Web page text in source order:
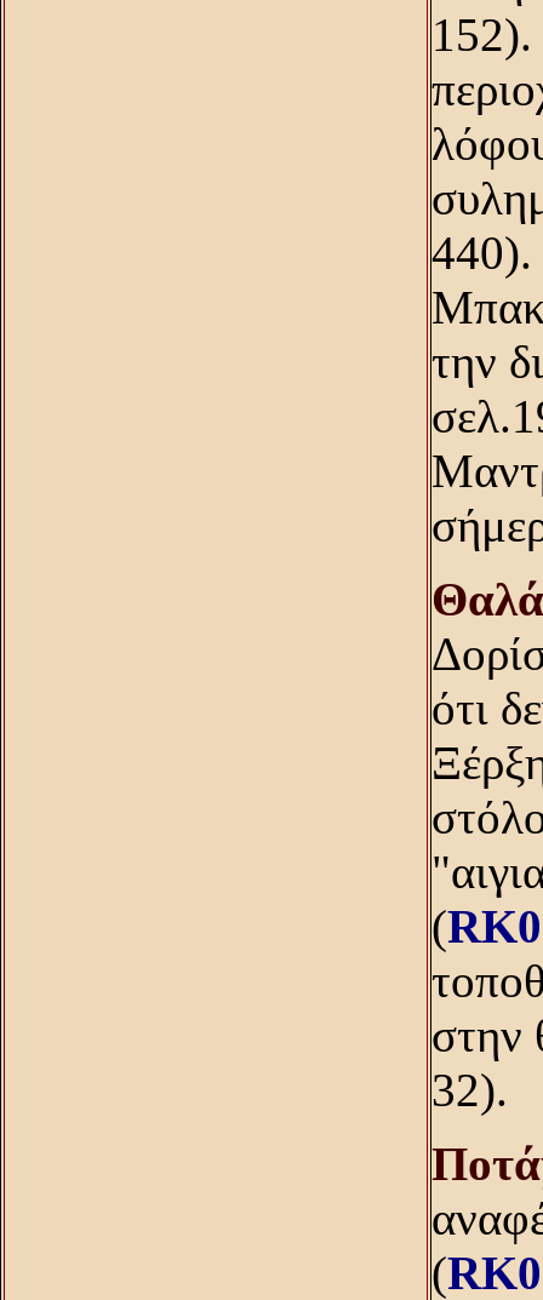
152).
440).
την
ότι
(
στην
32).
(